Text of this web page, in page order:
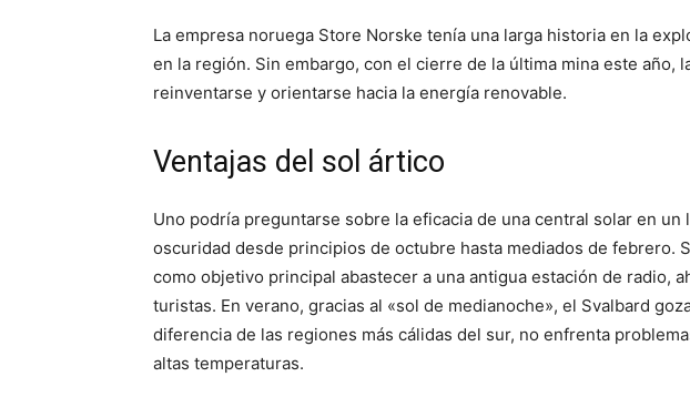
La empresa noruega Store Norske tenía una larga historia en la
en la región. Sin embargo, con el cierre de la última mina este año,
reinventarse y orientarse hacia la energía renovable.
Ventajas del sol ártico
Uno podría preguntarse sobre la eficacia de una central solar en un
oscuridad desde principios de octubre hasta mediados de febrero.
como objetivo principal abastecer a una antigua estación de radio,
turistas. En verano, gracias al «sol de medianoche», el Svalbard
diferencia de las regiones más cálidas del sur, no enfrenta
altas temperaturas.